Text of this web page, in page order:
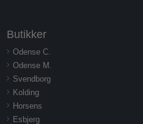
Butikker
Odense C.
Odense M.
Svendborg
Kolding
Horsens
Esbjerg